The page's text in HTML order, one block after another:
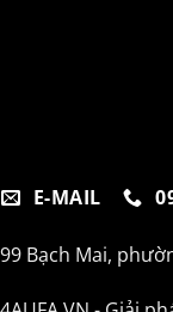
E-MAIL
99 Bạch Mai,